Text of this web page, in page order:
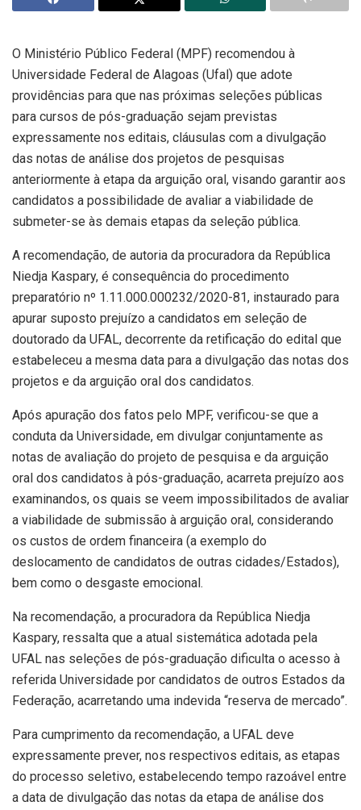
O Ministério Público Federal (MPF) recomendou à
Universidade Federal de Alagoas (Ufal) que adote
providências para que nas próximas seleções públicas
para cursos de pós-graduação sejam previstas
expressamente nos editais, cláusulas com a divulgação
das notas de análise dos projetos de pesquisas
anteriormente à etapa da arguição oral, visando garantir aos
candidatos a possibilidade de avaliar a viabilidade de
submeter-se às demais etapas da seleção pública.
A recomendação, de autoria da procuradora da República
Niedja Kaspary, é consequência do procedimento
preparatório nº 1.11.000.000232/2020-81, instaurado para
apurar suposto prejuízo a candidatos em seleção de
doutorado da UFAL, decorrente da retificação do edital que
estabeleceu a mesma data para a divulgação das notas dos
projetos e da arguição oral dos candidatos.
Após apuração dos fatos pelo MPF, verificou-se que a
conduta da Universidade, em divulgar conjuntamente as
notas de avaliação do projeto de pesquisa e da arguição
oral dos candidatos à pós-graduação, acarreta prejuízo aos
examinandos, os quais se veem impossibilitados de avaliar
a viabilidade de submissão à arguição oral, considerando
os custos de ordem financeira (a exemplo do
deslocamento de candidatos de outras cidades/Estados),
bem como o desgaste emocional.
Na recomendação, a procuradora da República Niedja
Kaspary, ressalta que a atual sistemática adotada pela
UFAL nas seleções de pós-graduação dificulta o acesso à
referida Universidade por candidatos de outros Estados da
Federação, acarretando uma indevida “reserva de mercado”.
Para cumprimento da recomendação, a UFAL deve
expressamente prever, nos respectivos editais, as etapas
do processo seletivo, estabelecendo tempo razoável entre
a data de divulgação das notas da etapa de análise dos